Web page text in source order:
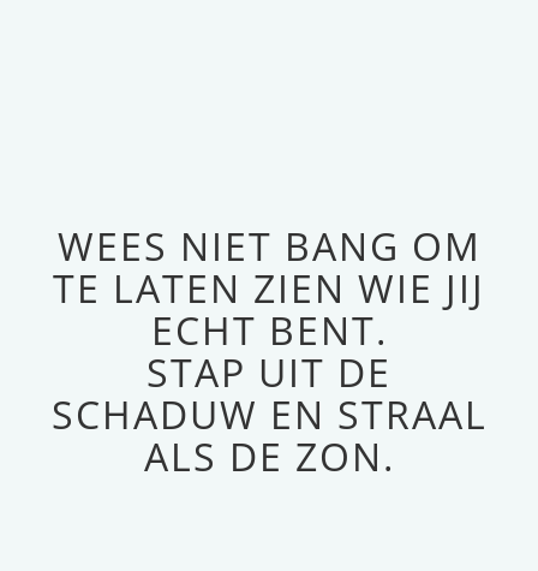
WEES NIET BANG OM
TE LATEN ZIEN WIE JIJ
ECHT BENT.
STAP UIT DE
SCHADUW EN STRAAL
ALS DE ZON.